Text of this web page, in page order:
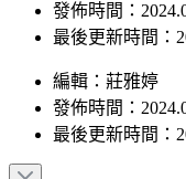
編輯：莊雅婷
發佈時間：
編輯：莊雅婷
發佈時間：